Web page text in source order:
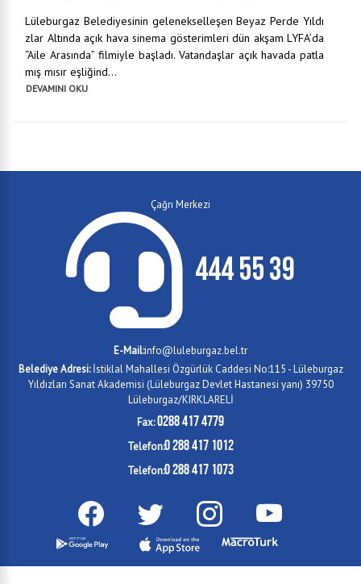
Lüleburgaz Belediyesinin gelenekselleşen Beyaz Perde Yıldı
zlar Altında açık hava sinema gösterimleri dün akşam LYFA’da
“Aile Arasında” filmiyle başladı. Vatandaşlar açık havada patla
mış mısır eşliğind...
DEVAMINI OKU
Çağrı Merkezi
444 55 39
E-Mail:info@luleburgaz.bel.tr
Belediye Adresi:İstiklal Mahallesi Özgürlük Caddesi No:115 - Lüleburgaz
Yıldızları Sanat Akademisi (Lüleburgaz Devlet Hastanesi yanı) 39750
Lüleburgaz/KIRKLARELİ
Fax:0288 417 4779
Telefon:0 288 417 1012
Telefon:0 288 417 1073